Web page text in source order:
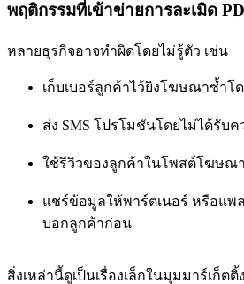
พฤติกรรมที่เข้าข่ายการละเมิด
หลายธุรกิจอาจทำผิดโดยไม่รู้ตัว เช่น
เก็บเบอร์ลูกค้าไว้ยิงโฆษณาซ้ำ
ส่ง SMS โปรโมชันโดยไม่ได้รับ
ใช้รีวิวของลูกค้าในโพสต์โฆษณ
แชร์ข้อมูลให้พาร์ตเนอร์ หรือแพ
บอกลูกค้าก่อน
สิ่งเหล่านี้ดูเป็นเรื่องเล็กในมุมมาร์เก็